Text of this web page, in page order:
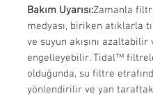
Bakım Uyarısı:Zamanla
medyası, biriken atıklarla
ve suyun akışını azaltabilir
engelleyebilir. Tidal™
olduğunda, su filtre
yönlendirilir ve yan